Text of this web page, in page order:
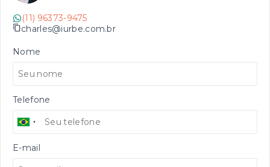
(11) 96373-9475
charles@iurbe.com.br
Nome
Telefone
E-mail